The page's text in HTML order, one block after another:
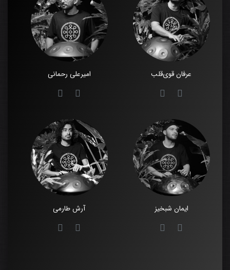
عرفان قوی‌قلب امیرعلی رحمانی
ایمان شبخیز آرش طارمی